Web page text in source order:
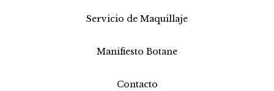
Servicio de Maquillaje
Manifiesto Botane
Contacto